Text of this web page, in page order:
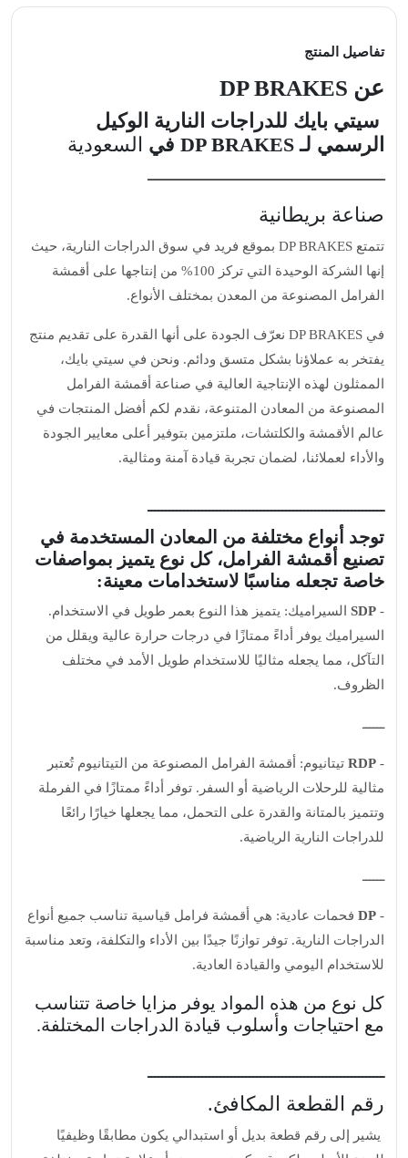
تفاصيل المنتج
عن DP BRAKES
سيتي بايك للدراجات النارية الوكيل
الرسمي لـ DP BRAKES في
السعودية
ـــــــــــــــــــــــــــــــــــــــــــــــــــــــــــــــــ
صناعة بريطانية
تتمتع DP BRAKES بموقع فريد في سوق الدراجات النارية، حيث
إنها الشركة الوحيدة التي تركز 100% من إنتاجها على أقمشة
الفرامل المصنوعة من المعدن بمختلف الأنواع.
في DP BRAKES نعرّف الجودة على أنها القدرة على تقديم منتج
يفتخر به عملاؤنا بشكل متسق ودائم. ونحن في سيتي بايك،
الممثلون لهذه الإنتاجية العالية في صناعة أقمشة الفرامل
المصنوعة من المعادن المتنوعة، نقدم لكم أفضل المنتجات في
عالم الأقمشة والكلتشات، ملتزمين بتوفير أعلى معايير الجودة
والأداء لعملائنا، لضمان تجربة قيادة آمنة ومثالية.
ـــــــــــــــــــــــــــــــــــــــــــــــــــــــــــــــــ
توجد أنواع مختلفة من المعادن المستخدمة في
تصنيع أقمشة الفرامل، كل نوع يتميز بمواصفات
خاصة تجعله مناسبًا لاستخدامات معينة:
-
SDP السيراميك: يتميز هذا النوع بعمر طويل في الاستخدام.
السيراميك يوفر أداءً ممتازًا في درجات حرارة عالية ويقلل من
التآكل، مما يجعله مثاليًا للاستخدام طويل الأمد في مختلف
الظروف.
ــــــ
-
RDP تيتانيوم: أقمشة الفرامل المصنوعة من التيتانيوم تُعتبر
مثالية للرحلات الرياضية أو السفر. توفر أداءً ممتازًا في الفرملة
وتتميز بالمتانة والقدرة على التحمل، مما يجعلها خيارًا رائعًا
للدراجات النارية الرياضية.
ــــــ
-
DP فحمات عادية: هي أقمشة فرامل قياسية تناسب جميع أنواع
الدراجات النارية. توفر توازنًا جيدًا بين الأداء والتكلفة، وتعد مناسبة
للاستخدام اليومي والقيادة العادية.
كل نوع من هذه المواد يوفر مزايا خاصة تتناسب
مع احتياجات وأسلوب قيادة الدراجات المختلفة.
ـــــــــــــــــــــــــــــــــــــــــــــــــــــــــــــــــ
رقم القطعة المكافئ.
يشير إلى رقم قطعة بديل أو استبدالي يكون مطابقًا وظيفيًا